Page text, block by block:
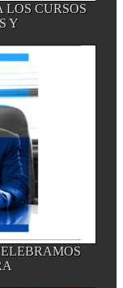
LOS CURSOS
Y